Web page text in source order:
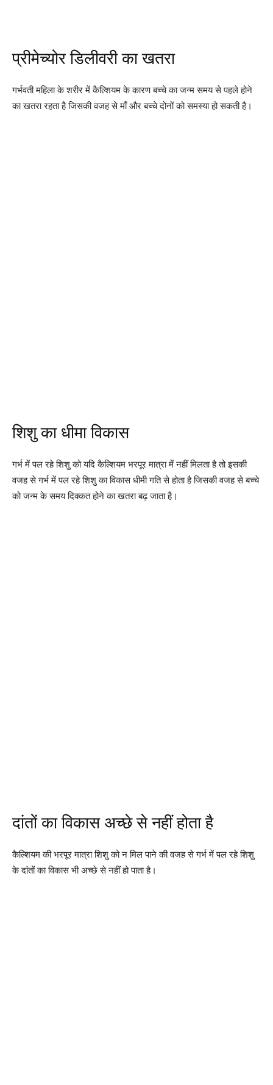
प्रीमेच्योर डिलीवरी का खतरा
गर्भवती महिला के शरीर में कैल्शियम के कारण बच्चे का जन्म समय से पहले होने
का खतरा रहता है जिसकी वजह से माँ और बच्चे दोनों को समस्या हो सकती है।
शिशु का धीमा विकास
गर्भ में पल रहे शिशु को यदि कैल्शियम भरपूर मात्रा में नहीं मिलता है तो इसकी
वजह से गर्भ में पल रहे शिशु का विकास धीमी गति से होता है जिसकी वजह से बच्चे
को जन्म के समय दिक्कत होने का खतरा बढ़ जाता है।
दांतों का विकास अच्छे से नहीं होता है
कैल्शियम की भरपूर मात्रा शिशु को न मिल पाने की वजह से गर्भ में पल रहे शिशु
के दांतों का विकास भी अच्छे से नहीं हो पाता है।